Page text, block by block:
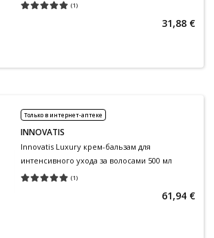
(1)
Средняя оценка 5.00
31,88 €
Только в интернет-аптеке
INNOVATIS
Innovatis Luxury крем-бальзам для
интенсивного ухода за волосами 500 мл
(1)
Средняя оценка 5.00
61,94 €